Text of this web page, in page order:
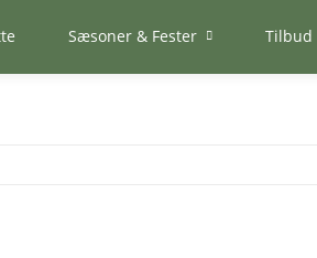
Sæsoner & Fester Tilbud